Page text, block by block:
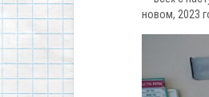
новом, 2023